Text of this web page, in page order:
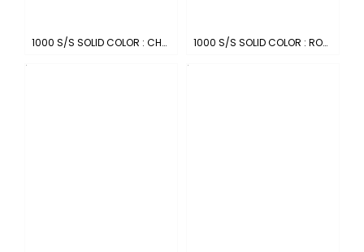
1000 S/S SOLID COLOR : CHARCOAL 1000 S/S SOLID COLOR : ROYAL